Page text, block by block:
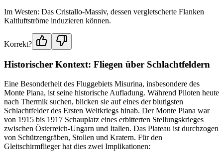
Im Westen: Das Cristallo-Massiv, dessen vergletscherte Flanken
Kaltluftströme induzieren können.
Korrekt?
Historischer Kontext: Fliegen über Schlachtfeldern
Eine Besonderheit des Fluggebiets Misurina, insbesondere des
Monte Piana, ist seine historische Aufladung. Während Piloten heute
nach Thermik suchen, blicken sie auf eines der blutigsten
Schlachtfelder des Ersten Weltkriegs hinab. Der Monte Piana war
von 1915 bis 1917 Schauplatz eines erbitterten Stellungskrieges
zwischen Österreich-Ungarn und Italien. Das Plateau ist durchzogen
von Schützengräben, Stollen und Kratern. Für den
Gleitschirmflieger hat dies zwei Implikationen: